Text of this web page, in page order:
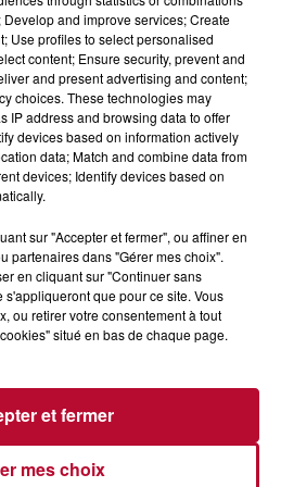
« MADE IN NÎMES
LES ROUTINES...
INAUGURE
QUI AIDE À...
and improve services; Create
Use profiles to select personalised
content; Ensure security, prevent and
and present advertising and content;
choices. These technologies may
IP address and browsing data to offer
devices based on information actively
data; Match and combine data from
devices; Identify devices based on
sur "Accepter et fermer", ou affiner en
partenaires dans "Gérer mes choix".
en cliquant sur "Continuer sans
s'appliqueront que pour ce site. Vous
ou retirer votre consentement à tout
situé en bas de chaque page.
mes choix
et fermer